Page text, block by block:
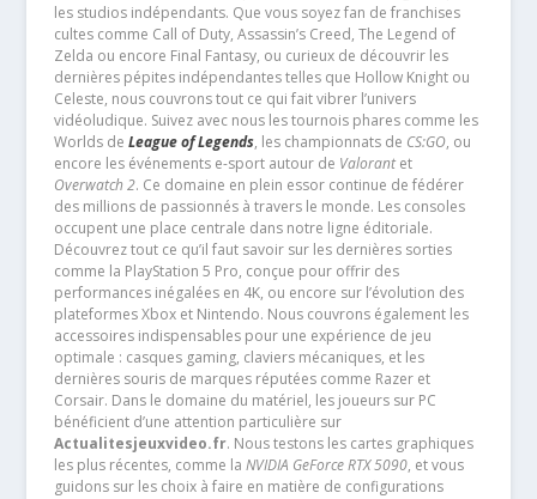
les studios indépendants. Que vous soyez fan de franchises
cultes comme Call of Duty, Assassin’s Creed, The Legend of
Zelda ou encore Final Fantasy, ou curieux de découvrir les
dernières pépites indépendantes telles que Hollow Knight ou
Celeste, nous couvrons tout ce qui fait vibrer l’univers
vidéoludique. Suivez avec nous les tournois phares comme les
Worlds de League of Legends, les championnats de CS:GO, ou
encore les événements e-sport autour de Valorantet
Overwatch 2. Ce domaine en plein essor continue de fédérer
des millions de passionnés à travers le monde. Les consoles
occupent une place centrale dans notre ligne éditoriale.
Découvrez tout ce qu’il faut savoir sur les dernières sorties
comme la PlayStation 5 Pro, conçue pour offrir des
performances inégalées en 4K, ou encore sur l’évolution des
plateformes Xbox et Nintendo. Nous couvrons également les
accessoires indispensables pour une expérience de jeu
optimale : casques gaming, claviers mécaniques, et les
dernières souris de marques réputées comme Razer et
Corsair. Dans le domaine du matériel, les joueurs sur PC
bénéficient d’une attention particulière sur
Actualitesjeuxvideo.fr. Nous testons les cartes graphiques
les plus récentes, comme la NVIDIA GeForce RTX 5090, et vous
guidons sur les choix à faire en matière de configurations